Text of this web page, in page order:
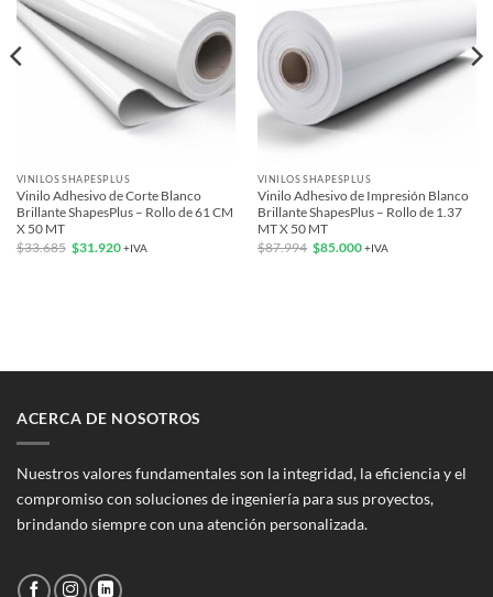
VINILOS SHAPESPLUS
Vinilo Adhesivo de Corte Blanco
Brillante ShapesPlus – Rollo de 61 CM
X 50 MT
$33.685 El
precio
$31.920El+IVA
VINILOS SHAPESPLUS
Vinilo Adhesivo de Impresión Blanco
Brillante ShapesPlus – Rollo de 1.37
MT X 50 MT
$87.994 El
precio
$85.000El+IVA
ACERCA DE NOSOTROS
Nuestros valores fundamentales son la integridad, la eficiencia y el
compromiso con soluciones de ingeniería para sus proyectos,
brindando siempre con una atención personalizada.